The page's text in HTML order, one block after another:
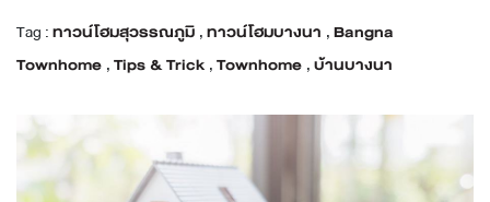
Tag :ทาวน์โฮมสุวรรณภูมิ ,ทาวน์โฮมบางนา ,Bangna
Townhome ,Tips & Trick ,Townhome ,บ้านบางนา